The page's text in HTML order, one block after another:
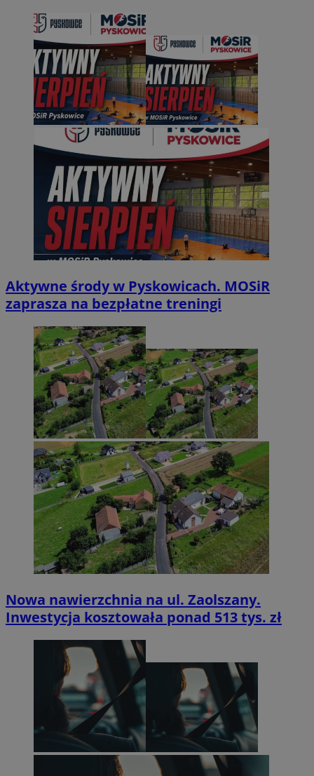
Aktywne środy w Pyskowicach. MOSiR
zaprasza na bezpłatne treningi
Nowa nawierzchnia na ul. Zaolszany.
Inwestycja kosztowała ponad 513 tys. zł